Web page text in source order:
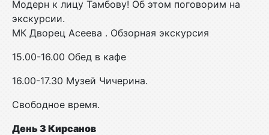
Модерн к лицу Тамбову! Об этом поговорим на
экскурсии.
МК Дворец Асеева . Обзорная экскурсия
15.00-16.00 Обед в кафе
16.00-17.30 Музей Чичерина.
Свободное время.
День 3 Кирсанов